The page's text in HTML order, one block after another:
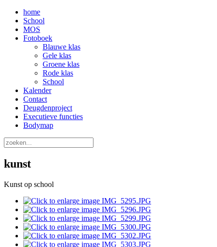
home
School
MOS
Fotoboek
Blauwe klas
Gele klas
Groene klas
Rode klas
School
Kalender
Contact
Deugdenproject
Executieve functies
Bodymap
kunst
Kunst op school